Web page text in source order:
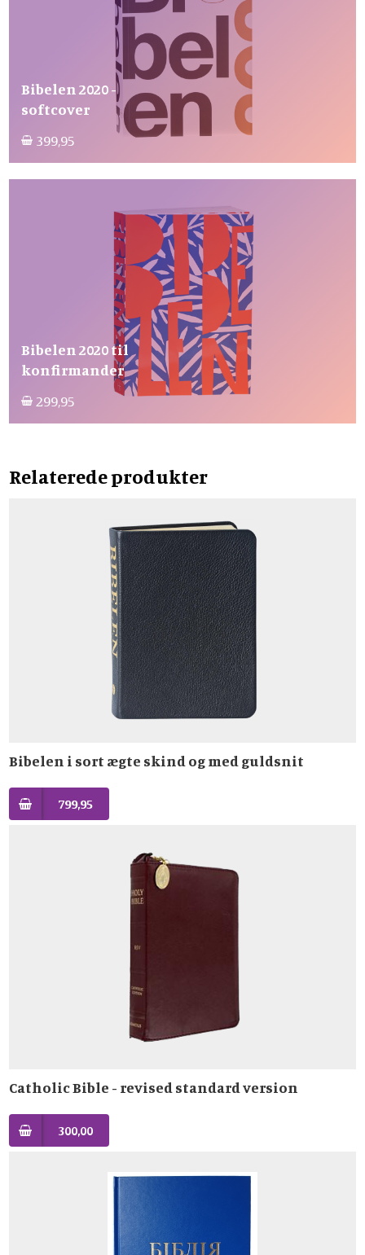
Bibelen 2020 -
softcover
399,95
Bibelen 2020 til
konfirmander
299,95
Relaterede produkter
Bibelen i sort ægte skind og med guldsnit
799,95
Catholic Bible - revised standard version
300,00